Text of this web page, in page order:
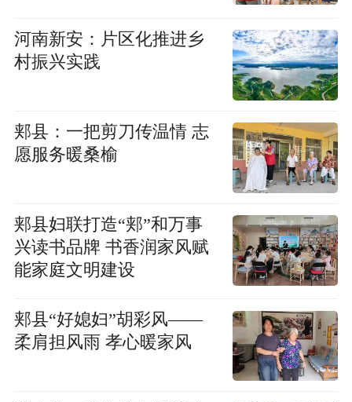
河南新安：片区化推进乡
村振兴实践
郏县：一把剪刀传温情 志
愿服务暖桑榆
郏县妇联打造“郏”和万事
兴读书品牌 书香润家风赋
能家庭文明建设
郏县“好媳妇”胡彩风——
柔肩担风雨 孝心暖家风